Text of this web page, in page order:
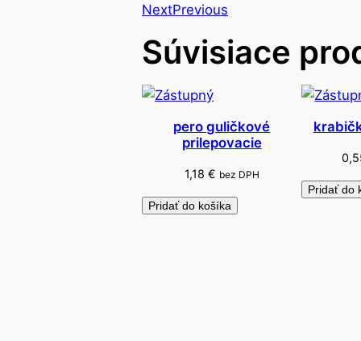
NextPrevious
Súvisiace
pero guličkové
prilepovacie
1,18 € bez DPH
Pridať do košíka
Pridať do